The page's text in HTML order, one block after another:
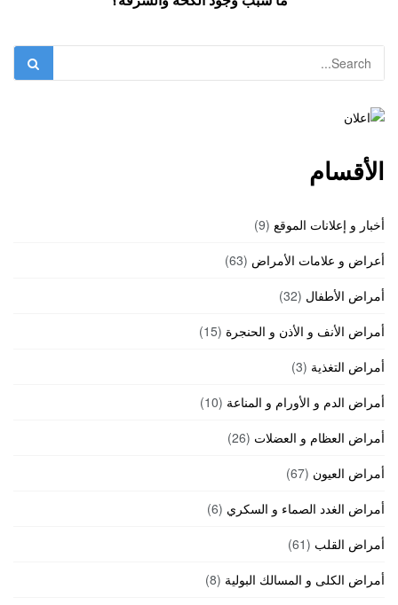
الأقسام
أخبار و إعلانات الموقع (9)
أعراض و علامات الأمراض (63)
أمراض الأطفال (32)
أمراض الأنف و الأذن و الحنجرة (15)
أمراض التغذية (3)
أمراض الدم و الأورام و المناعة (10)
أمراض العظام و العضلات (26)
أمراض العيون (67)
أمراض الغدد الصماء و السكري (6)
أمراض القلب (61)
أمراض الكلى و المسالك البولية (8)